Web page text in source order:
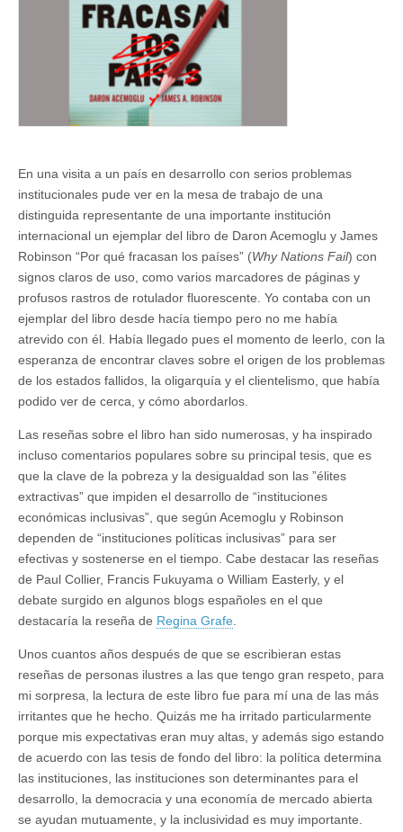
En una visita a un país en desarrollo con serios problemas
institucionales pude ver en la mesa de trabajo de una
distinguida representante de una importante institución
internacional un ejemplar del libro de Daron Acemoglu y James
Robinson “Por qué fracasan los países” (Why Nations Fail) con
signos claros de uso, como varios marcadores de páginas y
profusos rastros de rotulador fluorescente. Yo contaba con un
ejemplar del libro desde hacía tiempo pero no me había
atrevido con él. Había llegado pues el momento de leerlo, con la
esperanza de encontrar claves sobre el origen de los problemas
de los estados fallidos, la oligarquía y el clientelismo, que había
podido ver de cerca, y cómo abordarlos.
Las reseñas sobre el libro han sido numerosas, y ha inspirado
incluso comentarios populares sobre su principal tesis, que es
que la clave de la pobreza y la desigualdad son las ”élites
extractivas” que impiden el desarrollo de “instituciones
económicas inclusivas”, que según Acemoglu y Robinson
dependen de “instituciones políticas inclusivas” para ser
efectivas y sostenerse en el tiempo. Cabe destacar las reseñas
de Paul Collier, Francis Fukuyama o William Easterly, y el
debate surgido en algunos blogs españoles en el que
destacaría la reseña de Regina Grafe
Unos cuantos años después de que se escribieran estas
reseñas de personas ilustres a las que tengo gran respeto, para
mi sorpresa, la lectura de este libro fue para mí una de las más
irritantes que he hecho. Quizás me ha irritado particularmente
porque mis expectativas eran muy altas, y además sigo estando
de acuerdo con las tesis de fondo del libro: la política determina
las instituciones, las instituciones son determinantes para el
desarrollo, la democracia y una economía de mercado abierta
se ayudan mutuamente, y la inclusividad es muy importante.